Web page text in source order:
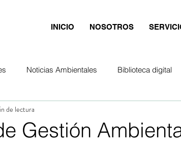
INICIO NOSOTROS
Noticias Ambientales Biblioteca digital
Gestión
de lectura